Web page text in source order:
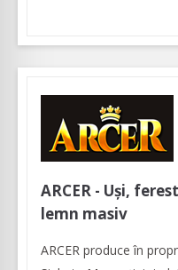
ARCER - Uși,
lemn masiv
ARCER produce în